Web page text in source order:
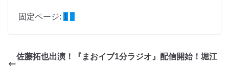
固定ページ: 1 2
佐藤拓也出演！『まおイブ1分ラジオ』配信開始！堀江